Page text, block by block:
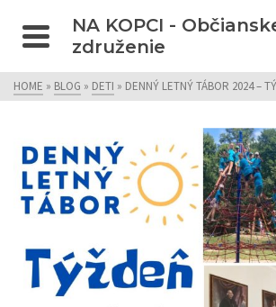
NA KOPCI -
združenie
HOME » BLOG » DETI » DENNÝ LETNÝ TÁBOR 2024 –